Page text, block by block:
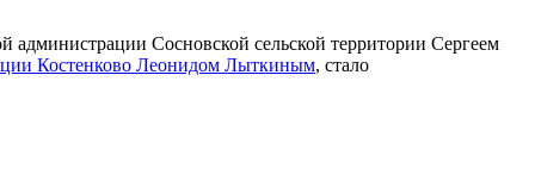
Сосновской сельской территории Сергеем
Костенково Леонидом Лыткиным, стало